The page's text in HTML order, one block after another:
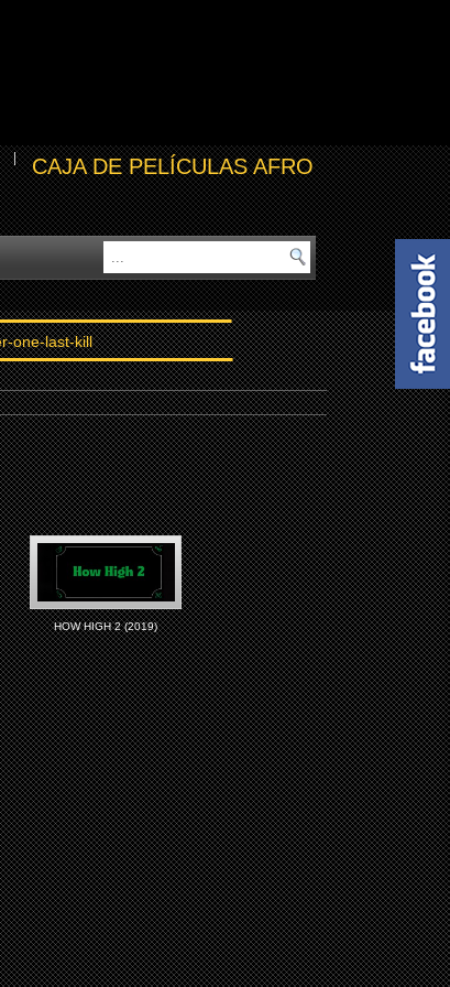
CAJA DE PELÍCULAS AFRO
HOW HIGH 2 (2019)